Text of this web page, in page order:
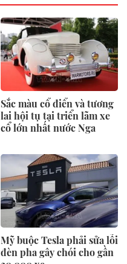
Sắc màu cổ điển và tương
lai hội tụ tại triển lãm xe
cổ lớn nhất nước Nga
Mỹ buộc Tesla phải sửa lỗi
đèn pha gây chói cho gần